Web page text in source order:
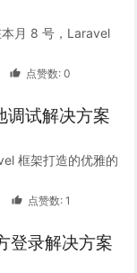
月 8 号，Laravel
点赞数: 0
调试解决方案
框架打造的优雅的
点赞数: 1
登录解决方案